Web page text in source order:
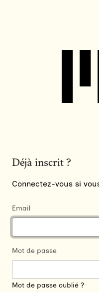
Déjà inscrit ?
Connectez-vous si
Email
Mot de passe
Mot de passe oublié ?